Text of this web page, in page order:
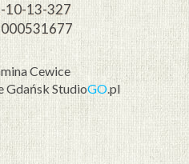
10-13-327
000531677
Cewice
Gdańsk StudioGO.pl